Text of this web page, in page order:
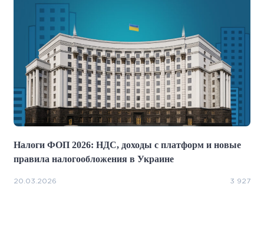
Налоги ФОП 2026: НДС, доходы с платформ и новые
правила налогообложения в Украине
20.03.2026 3 927